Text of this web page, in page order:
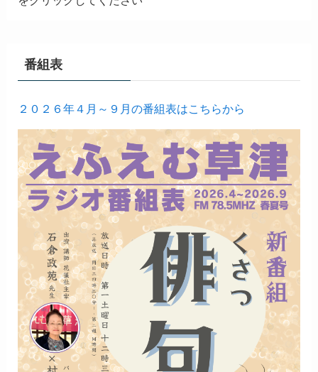
番組表
２０２６年４月～９月の番組表はこちらから